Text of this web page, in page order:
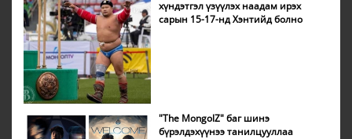
хүндэтгэл үзүүлэх наадам ирэх
сарын 15-17-нд Хэнтийд болно
"The MongolZ" баг шинэ
бүрэлдэхүүнээ танилцууллаа